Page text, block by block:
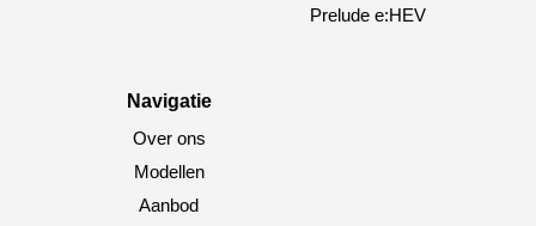
Prelude e:HEV
Navigatie
Over ons
Modellen
Aanbod